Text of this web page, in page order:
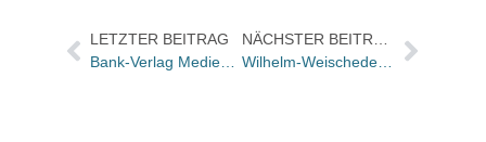
LETZTER BEITRAG
Bank-Verlag Medien GmbH und BV Zahlungssysteme GmbH verschmelzen zur Bank-Verlag GmbH / Henrik Langen und Matthias Strobel treten in die Geschäftsführung ein